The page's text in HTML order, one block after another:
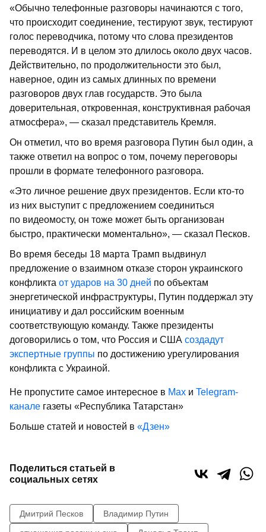
«Обычно телефонные разговоры начинаются с того,
что происходит соединение, тестируют звук, тестируют
голос переводчика, потому что слова президентов
переводятся. И в целом это длилось около двух часов.
Действительно, по продолжительности это был,
наверное, один из самых длинных по времени
разговоров двух глав государств. Это была
доверительная, откровенная, конструктивная рабочая
атмосфера», — сказал представитель Кремля.
Он отметил, что во время разговора Путин был один, а
также ответил на вопрос о том, почему переговоры
прошли в формате телефонного разговора.
«Это личное решение двух президентов. Если кто-то
из них выступит с предложением соединиться
по видеомосту, он тоже может быть организован
быстро, практически моментально», — сказал Песков.
Во время беседы 18 марта Трамп выдвинул
предложение о взаимном отказе сторон украинского
конфликта от ударов на 30 дней по объектам
энергетической инфраструктуры, Путин поддержал эту
инициативу и дал российским военным
соответствующую команду. Также президенты
договорились о том, что Россия и США создадут
экспертные группы по достижению урегулирования
конфликта с Украиной.
Не пропустите самое интересное в Max и Telegram-
канале газеты «Республика Татарстан»
Больше статей и новостей в «Дзен»
Поделиться статьей в
социальных сетях
Дмитрий Песков
Владимир Путин